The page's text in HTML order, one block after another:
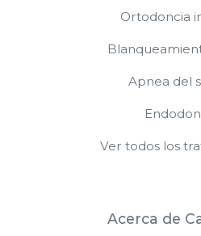
Ortodoncia
Apnea del
Ver todos los
Acerca de